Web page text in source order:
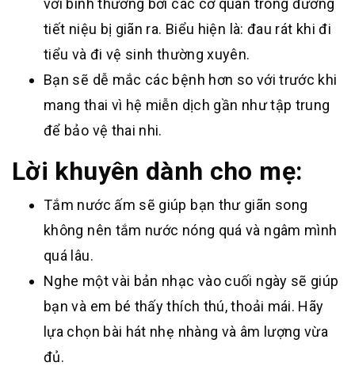
với bình thường bởi các cơ quan trong đường
tiết niệu bị giãn ra. Biểu hiện là: đau rát khi đi
tiểu và đi vệ sinh thường xuyên.
Bạn sẽ dễ mắc các bệnh hơn so với trước khi
mang thai vì hệ miễn dịch gần như tập trung
để bảo vệ thai nhi.
Lời khuyên dành cho mẹ:
Tắm nước ấm sẽ giúp bạn thư giãn song
không nên tắm nước nóng quá và ngâm mình
quá lâu.
Nghe một vài bản nhạc vào cuối ngày sẽ giúp
bạn và em bé thấy thích thú, thoải mái. Hãy
lựa chọn bài hát nhẹ nhàng và âm lượng vừa
đủ.